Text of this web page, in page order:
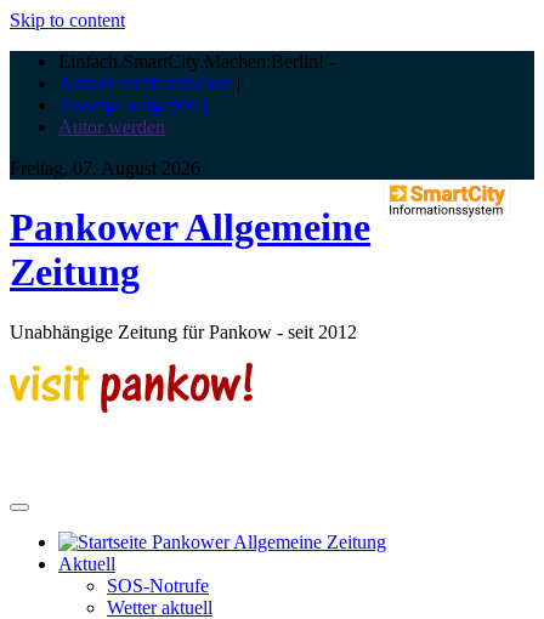
Skip to content
Einfach.SmartCity.Machen:Berlin! -
Artikel veröffentlichen |
Anzeige aufgeben |
Autor werden
Freitag, 07. August 2026
Pankower Allgemeine
Zeitung
Unabhängige Zeitung für Pankow - seit 2012
Aktuell
SOS-Notrufe
Wetter aktuell